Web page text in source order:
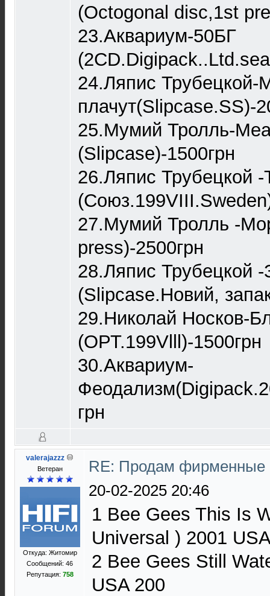
(Octogonal disc,1st
23.Аквариум-50БГ
24.Ляпис
плачут(Slipcase.SS)-
25.Мумий Тролль-
(Slipcase)-1500грн
26.Ляпис Трубецкой
27.Мумий Тролль -
press)-2500грн
28.Ляпис Трубецкой
(Slipcase.Новий,
29.Николай Носков-
(ОРТ.199Vlll)-1500грн
30.Аквариум-
грн
valerajazzz
Ветеран
Откуда: Житомир
Сообщений: 46
Репутация: 758
RE: Продам фирменные
20-02-2025 20:46
1 Bee Gees This Is
Universal ) 2001
2 Bee Gees Still
USA 200